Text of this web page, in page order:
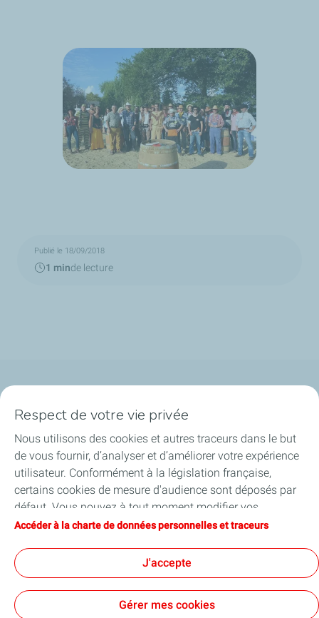
Publié le 18/09/2018
1 minde lecture
Notre ancrage territorial
Financer les entreprises
Soutenir les projets industriels
Accompagner à l'international
Respect de votre vie privée
Nous utilisons des cookies et autres traceurs dans le but
de vous fournir, d’analyser et d’améliorer votre expérience
utilisateur. Conformément à la législation française,
certains cookies de mesure d'audience sont déposés par
défaut. Vous pouvez à tout moment modifier vos
paramètres de cookies en cliquant sur le bouton « Gérer
vous acceptez le dépôt de l’ensemble des cookies. Dans le
cas où vous cliquez sur « Je refuse », seuls les cookies
techniques nécessaires au bon fonctionnement du site
seront utilisés. Pour plus d’informations, vous pouvez
Accéder à la charte de données personnelles et traceurs
J'accepte
Gérer mes cookies